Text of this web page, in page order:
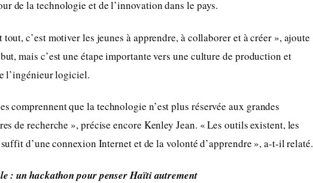
de la technologie et de l’innovation dans le pays.
c’est motiver les jeunes à apprendre, à collaborer et à créer », ajoute
mais c’est une étape importante vers une culture de production et
l’ingénieur logiciel.
comprennent que la technologie n’est plus réservée aux grandes
de recherche », précise encore Kenley Jean. « Les outils existent, les
d’une connexion Internet et de la volonté d’apprendre », a-t-il relaté.
: un hackathon pour penser Haïti autrement